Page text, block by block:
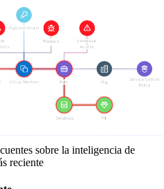
medidas de seguridad
de seguridad actualizados
sobre la inteligencia de
reciente